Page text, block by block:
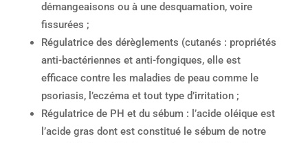
démangeaisons ou à une desquamation, voire
fissurées ;
Régulatrice des dérèglements (cutanés : propriétés
anti-bactériennes et anti-fongiques, elle est
efficace contre les maladies de peau comme le
psoriasis, l’eczéma et tout type d’irritation ;
Régulatrice de PH et du sébum : l’acide oléique est
l’acide gras dont est constitué le sébum de notre